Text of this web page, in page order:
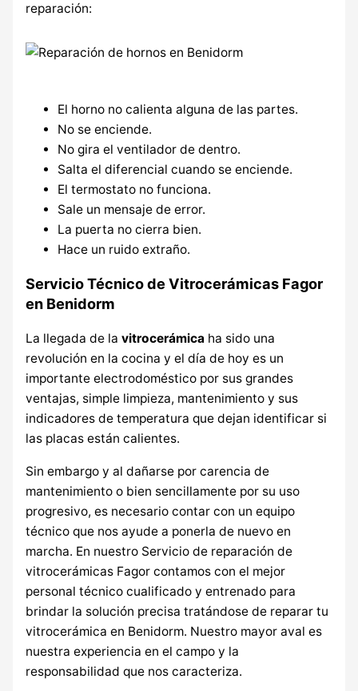
reparación:
El horno no calienta alguna de las partes.
No se enciende.
No gira el ventilador de dentro.
Salta el diferencial cuando se enciende.
El termostato no funciona.
Sale un mensaje de error.
La puerta no cierra bien.
Hace un ruido extraño.
Servicio Técnico de Vitrocerámicas Fagor
en Benidorm
La llegada de la vitrocerámicaha sido una
revolución en la cocina y el día de hoy es un
importante electrodoméstico por sus grandes
ventajas, simple limpieza, mantenimiento y sus
indicadores de temperatura que dejan identificar si
las placas están calientes.
Sin embargo y al dañarse por carencia de
mantenimiento o bien sencillamente por su uso
progresivo, es necesario contar con un equipo
técnico que nos ayude a ponerla de nuevo en
marcha. En nuestro Servicio de reparación de
vitrocerámicas Fagor contamos con el mejor
personal técnico cualificado y entrenado para
brindar la solución precisa tratándose de reparar tu
vitrocerámica en Benidorm. Nuestro mayor aval es
nuestra experiencia en el campo y la
responsabilidad que nos caracteriza.